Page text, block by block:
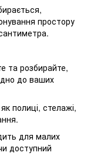
простору
та розбирайте,
до ваших
полиці, стелажі,
для малих
доступний